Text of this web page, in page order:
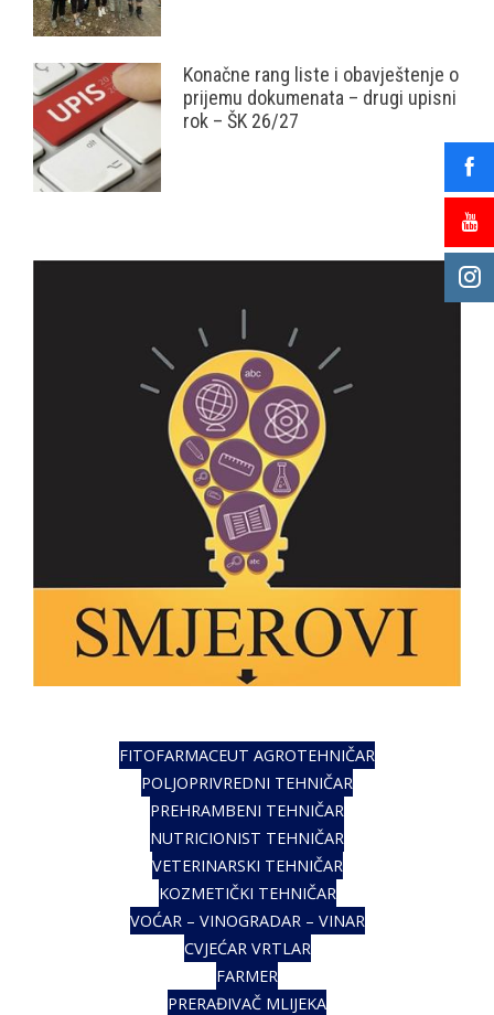
Konačne rang liste i obavještenje o
prijemu dokumenata – drugi upisni
rok – ŠK 26/27
FITOFARMACEUT AGROTEHNIČAR
POLJOPRIVREDNI TEHNIČAR
PREHRAMBENI TEHNIČAR
NUTRICIONIST TEHNIČAR
VETERINARSKI TEHNIČAR
KOZMETIČKI TEHNIČAR
VOĆAR – VINOGRADAR – VINAR
CVJEĆAR VRTLAR
FARMER
PRERAĐIVAČ MLIJEKA